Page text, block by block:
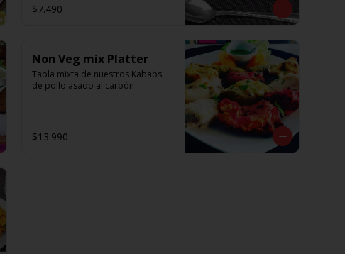
$7.490
Non Veg mix Platter
Tabla mixta de nuestros Kababs
de pollo asado al carbón
$13.990